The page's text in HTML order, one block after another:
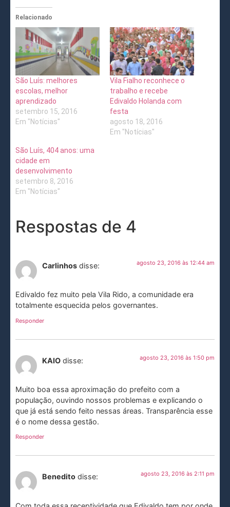
Relacionado
São Luís: melhores
escolas, melhor
aprendizado
setembro 15, 2016
Em "Notícias"
Vila Fialho reconhece o
trabalho e recebe
Edivaldo Holanda com
festa
agosto 18, 2016
Em "Notícias"
São Luís, 404 anos: uma
cidade em
desenvolvimento
setembro 8, 2016
Em "Notícias"
Respostas de 4
Carlinhos disse: agosto 23, 2016 às 12:44 am
Edivaldo fez muito pela Vila Rido, a comunidade era
totalmente esquecida pelos governantes.
Responder
KAIO disse: agosto 23, 2016 às 1:50 pm
Muito boa essa aproximação do prefeito com a
população, ouvindo nossos problemas e explicando o
que já está sendo feito nessas áreas. Transparência esse
é o nome dessa gestão.
Responder
Benedito disse: agosto 23, 2016 às 2:11 pm